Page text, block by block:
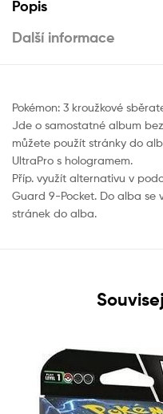
Popis
Další informace
Pokémon: 3 kroužkové
Jde o samostatné album
můžete použít stránky do
UltraPro s hologramem.
Příp. využít alternativu v
Guard 9-Pocket. Do alba se
stránek do alba.